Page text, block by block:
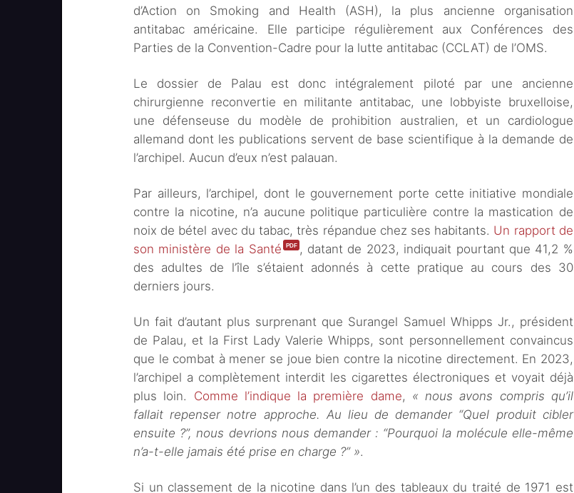
d’Action on Smoking and Health (ASH), la plus ancienne organisation
antitabac américaine. Elle participe régulièrement aux Conférences des
Parties de la Convention-Cadre pour la lutte antitabac (CCLAT) de l’OMS.
Le dossier de Palau est donc intégralement piloté par une ancienne
chirurgienne reconvertie en militante antitabac, une lobbyiste bruxelloise,
une défenseuse du modèle de prohibition australien, et un cardiologue
allemand dont les publications servent de base scientifique à la demande de
l’archipel. Aucun d’eux n’est palauan.
Par ailleurs, l’archipel, dont le gouvernement porte cette initiative mondiale
contre la nicotine, n’a aucune politique particulière contre la mastication de
noix de bétel avec du tabac, très répandue chez ses habitants. Un rapport de
son ministère de la Santé
, datant de 2023, indiquait pourtant que 41,2 %
des adultes de l’île s’étaient adonnés à cette pratique au cours des 30
derniers jours.
Un fait d’autant plus surprenant que Surangel Samuel Whipps Jr., président
de Palau, et la First Lady Valerie Whipps, sont personnellement convaincus
que le combat à mener se joue bien contre la nicotine directement. En 2023,
l’archipel a complètement interdit les cigarettes électroniques et voyait déjà
plus loin. Comme l’indique la première dame, « nous avons compris qu’il
fallait repenser notre approche. Au lieu de demander “Quel produit cibler
ensuite ?”, nous devrions nous demander : “Pourquoi la molécule elle-même
n’a-t-elle jamais été prise en charge ?” ».
Si un classement de la nicotine dans l’un des tableaux du traité de 1971 est